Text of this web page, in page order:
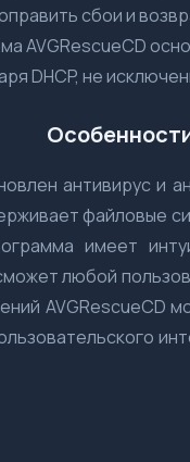
сбои и
AVGRescueCD
DHCP, не
антивирус и
файловые
имеет
любой
AVGRescueCD